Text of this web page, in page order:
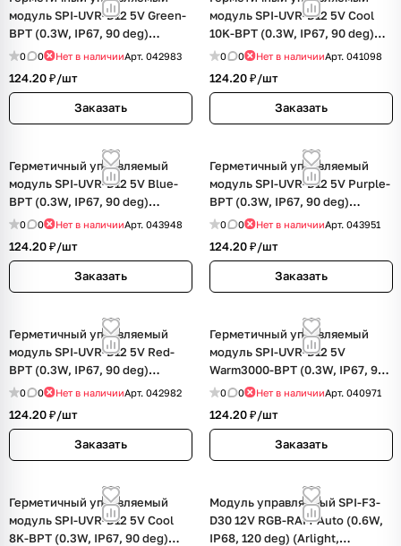
модуль SPI-UVR-D12 5V Green-
BPT (0.3W, IP67, 90 deg)
(Arlight, Пластик, 5 лет)
0 0 Нет в наличииАрт. 042983
124.20 ₽/шт
Заказать
модуль SPI-UVR-D12 5V Cool
10K-BPT (0.3W, IP67, 90 deg)
(Arlight, Пластик, 5 лет)
0 0 Нет в наличииАрт. 041098
124.20 ₽/шт
Заказать
Герметичный управляемый
модуль SPI-UVR-D12 5V Blue-
BPT (0.3W, IP67, 90 deg)
(Arlight, Пластик, 5 лет)
0 0 Нет в наличииАрт. 043948
124.20 ₽/шт
Заказать
Герметичный управляемый
модуль SPI-UVR-D12 5V Purple-
BPT (0.3W, IP67, 90 deg)
(Arlight, Пластик, 5 лет)
0 0 Нет в наличииАрт. 043951
124.20 ₽/шт
Заказать
Герметичный управляемый
модуль SPI-UVR-D12 5V Red-
BPT (0.3W, IP67, 90 deg)
(Arlight, Пластик, 5 лет)
0 0 Нет в наличииАрт. 042982
124.20 ₽/шт
Заказать
Герметичный управляемый
модуль SPI-UVR-D12 5V
Warm3000-BPT (0.3W, IP67, 90
deg) (Arlight, Пластик, 5 лет)
0 0 Нет в наличииАрт. 040971
124.20 ₽/шт
Заказать
Герметичный управляемый
модуль SPI-UVR-D12 5V Cool
8K-BPT (0.3W, IP67, 90 deg)
Модуль управляемый SPI-F3-
D30 12V RGB-RAM-Auto (0.6W,
IP68, 120 deg) (Arlight,